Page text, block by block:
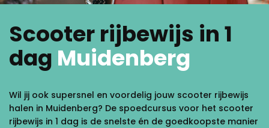
Scooter rijbewijs in 1
dag Muidenberg
Wil jij ook supersnel en voordelig jouw scooter rijbewijs
halen in Muidenberg? De spoedcursus voor het scooter
rijbewijs in 1 dag is de snelste én de goedkoopste manier